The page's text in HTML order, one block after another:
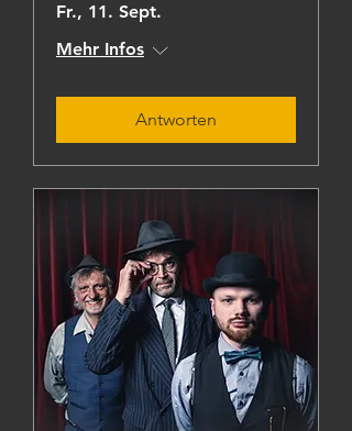
Fr., 11. Sept.
Mehr Infos
Antworten